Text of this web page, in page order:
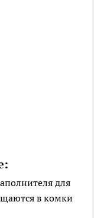
для
в комки